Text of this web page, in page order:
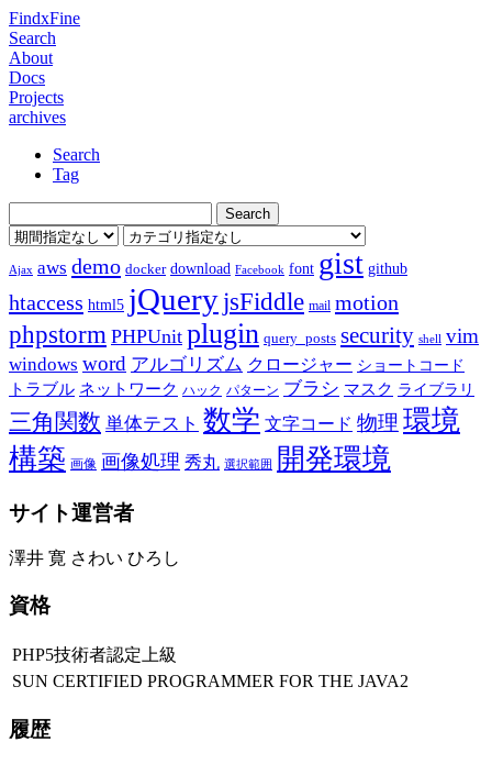
FindxFine
Search
About
Docs
Projects
archives
Search
Tag
Ajax aws demo docker download Facebook font gist github
htaccess html5 jQuery jsFiddle mail motion
phpstorm PHPUnit plugin query_posts security shell vim
windows word アルゴリズム クロージャー ショートコード
トラブル ネットワーク ハック パターン ブラシ マスク ライブラリ
三角関数 単体テスト 数学 文字コード 物理 環境
構築 画像 画像処理 秀丸 選択範囲 開発環境
サイト運営者
澤井 寛 さわい ひろし
資格
PHP5技術者認定上級
SUN CERTIFIED PROGRAMMER FOR THE JAVA2
履歴